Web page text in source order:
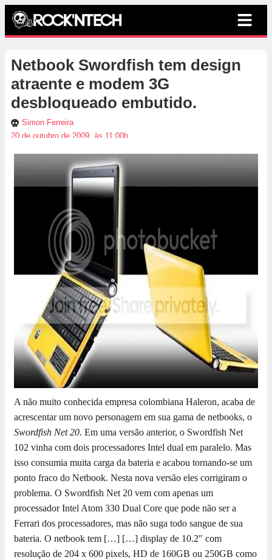
Netbook Swordfish tem design
atraente e modem 3G
desbloqueado embutido.
Simon Ferreira
20 de outubro de 2009, às 11:00h
A não muito conhecida empresa colombiana Haleron, acaba de
acrescentar um novo personagem em sua gama de netbooks, o
Swordfish Net 20. Em uma versão anterior, o Swordfish Net
102 vinha com dois processadores Intel dual em paralelo. Mas
isso consumia muita carga da bateria e acabou tornando-se um
ponto fraco do Netbook. Nesta nova versão eles corrigiram o
problema. O Swordfish Net 20 vem com apenas um
processador Intel Atom 330 Dual Core que pode não ser a
Ferrari dos processadores, mas não suga todo sangue de sua
bateria. O netbook tem […] […] display de 10.2″ com
resolução de 204 x 600 pixels, HD de 160GB ou 250GB como